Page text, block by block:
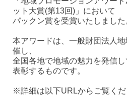
ット大賞(第13回)」において
パックン賞を受賞いたしました
本アワードは、一般財団法人
催し、
全国各地で地域の魅力を発信
表彰するものです。
※詳細は以下URLからご覧く